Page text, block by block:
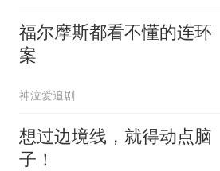
福尔摩斯都看不懂的连环
案
神泣爱追剧
想过边境线，就得动点脑
子！